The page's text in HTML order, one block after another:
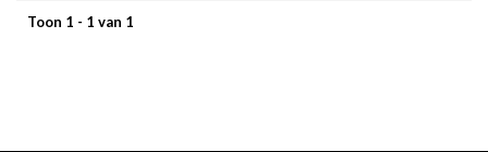
Toon 1 - 1 van 1